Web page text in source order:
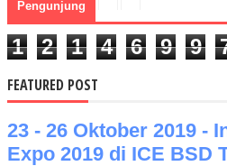
Pengunjung
1 2 1 4 6 9 9
FEATURED POST
23 - 26 Oktober 2019 -
Expo 2019 di ICE BSD